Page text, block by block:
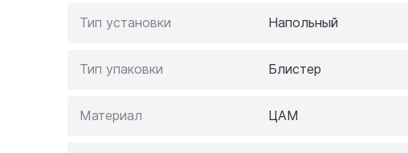
Тип установки Напольный
Тип упаковки Блистер
Материал ЦАМ